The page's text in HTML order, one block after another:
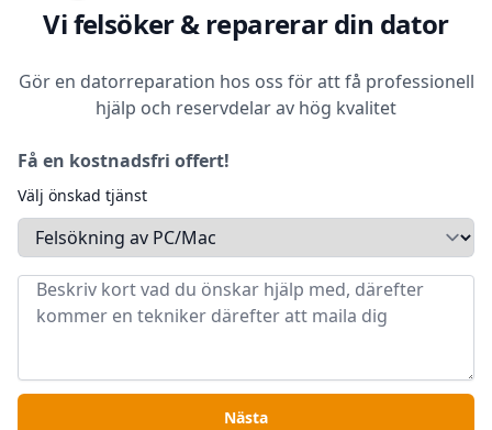
Vi felsöker & reparerar din dator
Gör en datorreparation hos oss för att få professionell
hjälp och reservdelar av hög kvalitet
Få en kostnadsfri offert!
Välj önskad tjänst
Nästa